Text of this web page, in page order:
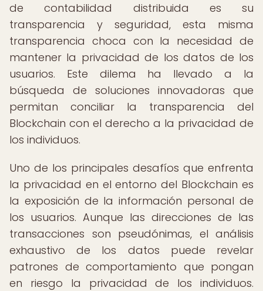
de contabilidad distribuida es su
transparencia y seguridad, esta misma
transparencia choca con la necesidad de
mantener la privacidad de los datos de los
usuarios. Este dilema ha llevado a la
búsqueda de soluciones innovadoras que
permitan conciliar la transparencia del
Blockchain con el derecho a la privacidad de
los individuos.
Uno de los principales desafíos que enfrenta
la privacidad en el entorno del Blockchain es
la exposición de la información personal de
los usuarios. Aunque las direcciones de las
transacciones son pseudónimas, el análisis
exhaustivo de los datos puede revelar
patrones de comportamiento que pongan
en riesgo la privacidad de los individuos.